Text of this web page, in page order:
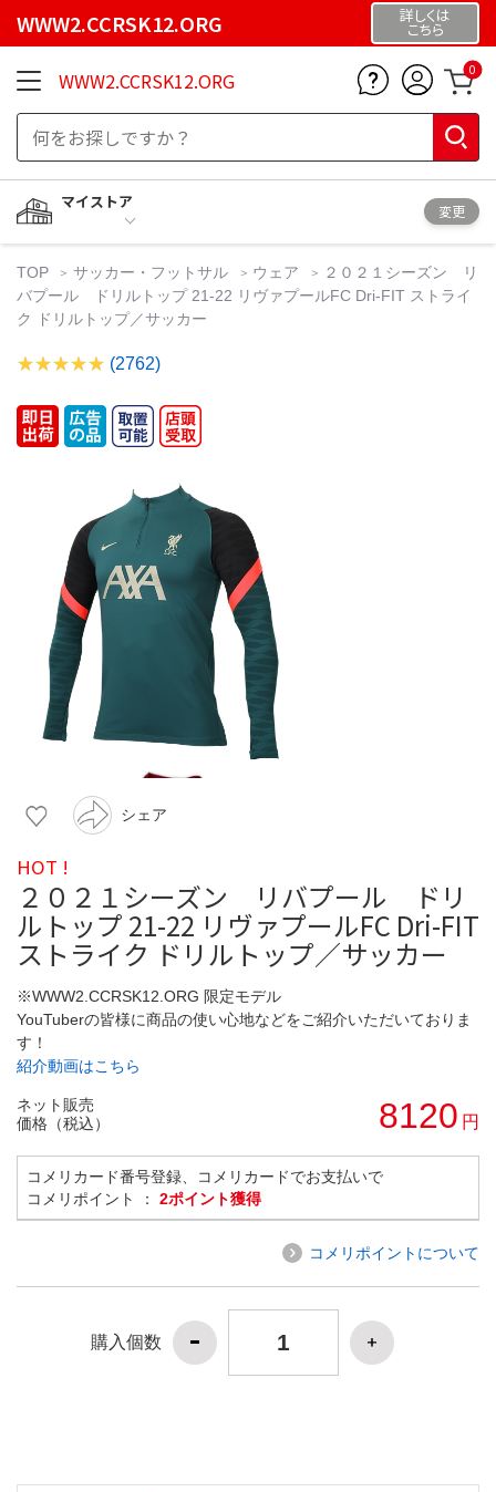
WWW2.CCRSK12.ORG 詳しくは
こちら
WWW2.CCRSK12.ORG 0
マイストア
変更
TOP サッカー・フットサル ウェア
２０２１シーズン リ
バプール ドリルトップ 21-22 リヴァプールFC Dri-FIT ストライ
ク ドリルトップ／サッカー
(2762)
シェア
HOT !
２０２１シーズン リバプール ドリ
ルトップ 21-22 リヴァプールFC Dri-FIT
ストライク ドリルトップ／サッカー
※WWW2.CCRSK12.ORG 限定モデル
YouTuberの皆様に商品の使い心地などをご紹介いただいておりま
す！
紹介動画はこちら
ネット販売
価格（税込）
8120 円
コメリカード番号登録、コメリカードでお支払いで
コメリポイント ： 2ポイント獲得
コメリポイントについて
購入個数